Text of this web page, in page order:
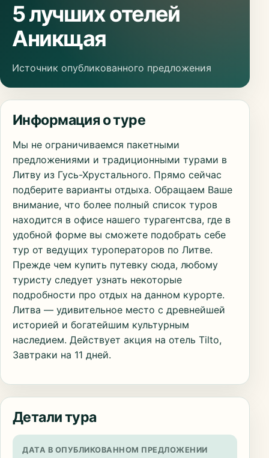
5 лучших отелей
Аникщая
Источник опубликованного предложения
Информация о туре
Мы не ограничиваемся пакетными
предложениями и традиционными турами в
Литву из Гусь-Хрустального. Прямо сейчас
подберите варианты отдыха. Обращаем Ваше
внимание, что более полный список туров
находится в офисе нашего турагентсва, где в
удобной форме вы сможете подобрать себе
тур от ведущих туроператоров по Литве.
Прежде чем купить путевку сюда, любому
туристу следует узнать некоторые
подробности про отдых на данном курорте.
Литва — удивительное место с древнейшей
историей и богатейшим культурным
наследием. Действует акция на отель Tilto,
Завтраки на 11 дней.
Детали тура
ДАТА В ОПУБЛИКОВАННОМ ПРЕДЛОЖЕНИИ